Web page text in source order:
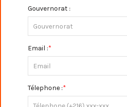
Gouvernorat :
Email :*
Télephone :*